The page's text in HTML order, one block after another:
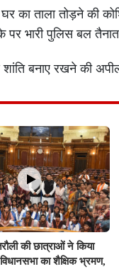
का ताला तोड़ने की
भारी पुलिस बल
बनाए रखने की
की छात्राओं ने किया
का शैक्षिक भ्रमण,